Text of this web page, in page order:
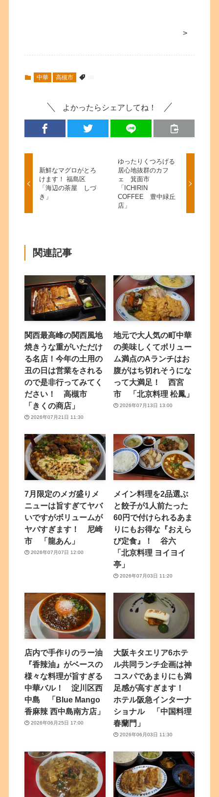
>
中華 高槻市
よかったらシェアしてね！
新鮮なマグロがとろ
けます！ 福島区
「海辺の茶屋 しづ
き」
ゆったりくつろげる
居心地抜群のカフ
ェ 箕面市
「ICHIRIN
COFFEE 豊中緑丘
店」
関連記事
関西最高峰の関西風地
焼きうな重がいただけ
る名店！今年の土用の
丑の日は営業をされる
ので是非行ってみてく
ださい！ 高槻市
「きくの商店」
2026年07月21日 11:30
地元で大人気の町中華
の美味しくてボリュー
ム満点のAランチはお
腹がはち切れそうにな
って大満足！ 西宮
市 「北京料理 松鳳」
2026年07月13日 13:00
7月限定のメガ盛りメ
ニューは旨すぎてヤバ
いですがボリュームが
ヤバすぎます！ 尼崎
市 「龍あん」
2026年07月07日 12:00
メイン料理を2品選ぶ
と餃子が1人前たった
60円で付けられるあま
りにもお得な『おえら
び定食』！ 谷六
「北京料理 ヨイヨイ
亭」
2026年07月03日 11:20
店内で手作りのラー油
『香辣油』がベースの
様々な料理が旨すぎる
中華バル！ 淀川区西
中島 「Blue Mango
香麻辣 西中島南方店」
2026年06月25日 17:00
大阪キタエリア6ホテ
ル共同ランチ企画は神
コスパであまりにも満
足感が高すぎます！
ホテル阪急インターナ
ショナル 「中国料理
春蘭門」
2026年06月03日 11:30